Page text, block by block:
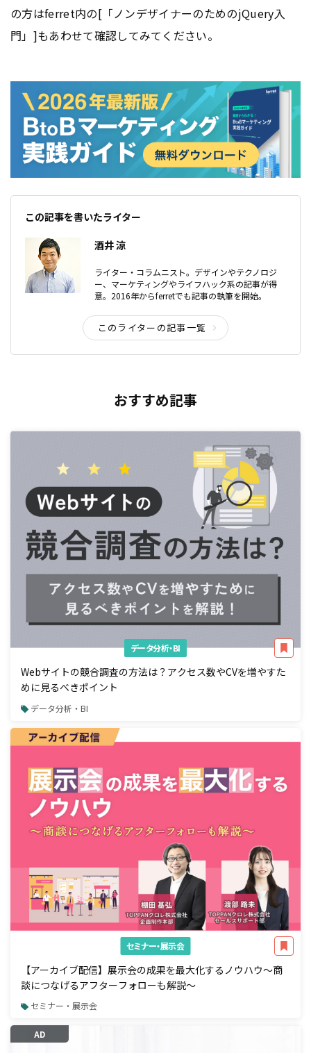
の方はferret内の[「ノンデザイナーのためのjQuery入
門」]もあわせて確認してみてください。
この記事を書いたライター
酒井 涼
ライター・コラムニスト。デザインやテクノロジ
ー、マーケティングやライフハック系の記事が得
意。2016年からferretでも記事の執筆を開始。
このライターの記事一覧
おすすめ記事
データ分析・BI
Webサイトの競合調査の方法は？アクセス数やCVを増やすた
めに見るべきポイント
データ分析・BI
セミナー・展示会
【アーカイブ配信】展示会の成果を最大化するノウハウ～商
談につなげるアフターフォローも解説～
セミナー・展示会
AD